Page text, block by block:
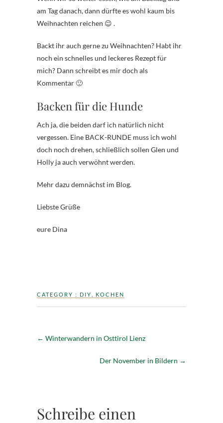
am Tag danach, dann dürfte es wohl kaum bis
Weihnachten reichen 😉 .
Backt ihr auch gerne zu Weihnachten? Habt ihr
noch ein schnelles und leckeres Rezept für
mich? Dann schreibt es mir doch als
Kommentar 🙂
Backen für die Hunde
Ach ja, die beiden darf ich natürlich nicht
vergessen. Eine BACK-RUNDE muss ich wohl
doch noch drehen, schließlich sollen Glen und
Holly ja auch verwöhnt werden.
Mehr dazu demnächst im Blog.
Liebste Grüße
eure Dina
CATEGORY : DIY KOCHEN
← Winterwandern in Osttirol Lienz
Der November in Bildern →
Schreibe einen